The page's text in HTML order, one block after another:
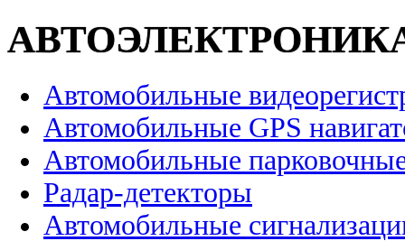
Автомобильные
Автомобильные GPS
Автомобильные
Радар-детекторы
Автомобильные